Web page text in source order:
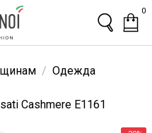
0
Одежда
Cashmere E1161